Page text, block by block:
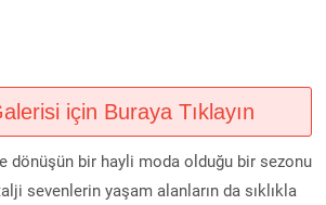
için Buraya Tıklayın
dönüşün bir hayli moda olduğu bir sezonu
sevenlerin yaşam alanların da sıklıkla